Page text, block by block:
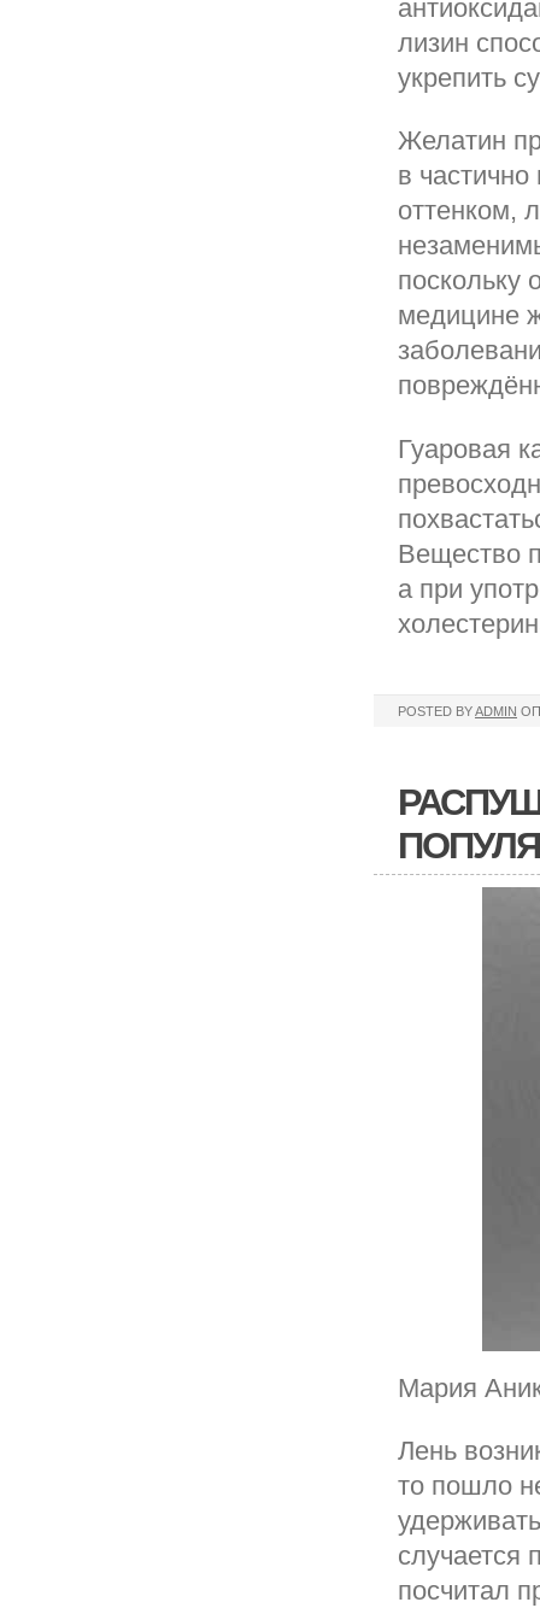
лизин
укрепить
Желатин
в
оттенком,
поскольку
медицине
Гуаровая
Вещество
а при
POSTED BYADMIN
Мария
Лень
то пошло
случается
посчитал